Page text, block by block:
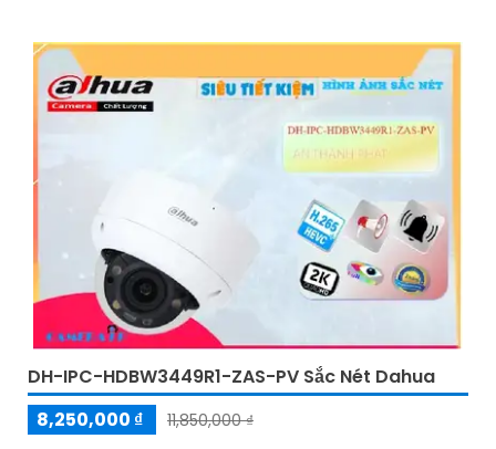
DH-IPC-HDBW3449R1-ZAS-PV Sắc Nét Dahua
8,250,000 ₫
11,850,000 ₫